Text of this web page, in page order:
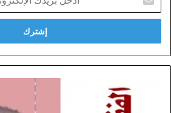
بريدك
الإلكتروني